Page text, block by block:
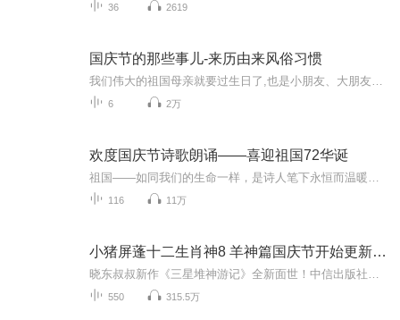
36 2619
国庆节的那些事儿-来历由来风俗习惯
6 2万
欢度国庆节诗歌朗诵——喜迎祖国72华诞
116 11万
小猪屏蓬十二生肖神8 羊神篇国庆节开始更新啦！
550 315.5万